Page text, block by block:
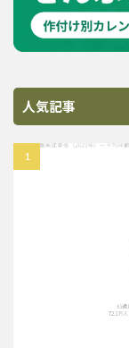
人気記事